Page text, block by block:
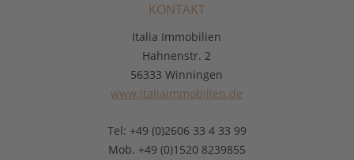
KONTAKT
Italia Immobilien
Hahnenstr. 2
56333 Winningen
www.italiaimmobilien.de
Tel: +49 (0)2606 33 4 33 99
Mob. +49 (0)1520 8239855